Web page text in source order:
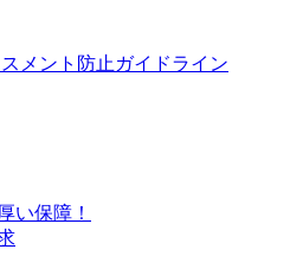
メント防止ガイドライン
い保障！